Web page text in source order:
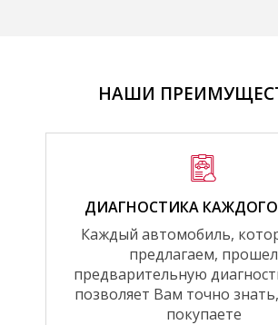
НАШИ
ДИАГНОСТИКА
Каждый автомобиль,
предлагаем, прошел
предварительную
позволяет Вам точно
покупаете